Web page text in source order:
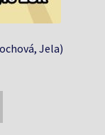
Jela)